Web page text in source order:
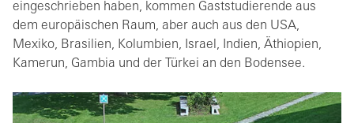
eingeschrieben haben, kommen Gaststudierende aus
dem europäischen Raum, aber auch aus den USA,
Mexiko, Brasilien, Kolumbien, Israel, Indien, Äthiopien,
Kamerun, Gambia und der Türkei an den Bodensee.